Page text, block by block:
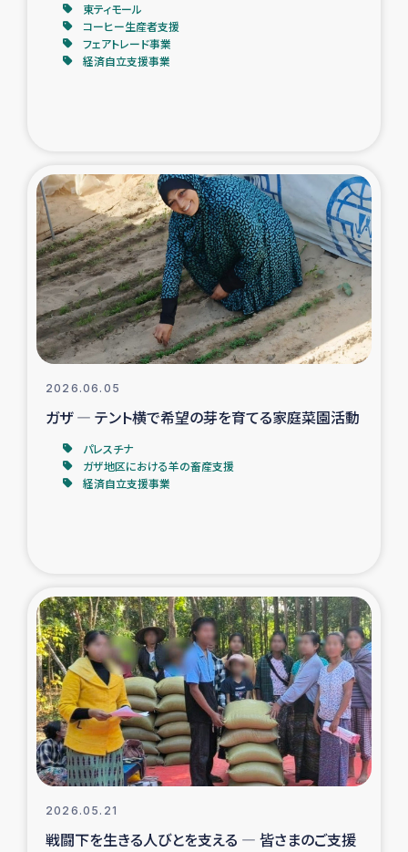
東ティモール
コーヒー生産者支援
フェアトレード事業
経済自立支援事業
2026.06.05
ガザ ― テント横で希望の芽を育てる家庭菜園活動
パレスチナ
ガザ地区における羊の畜産支援
経済自立支援事業
2026.05.21
戦闘下を生きる人びとを支える ― 皆さまのご支援